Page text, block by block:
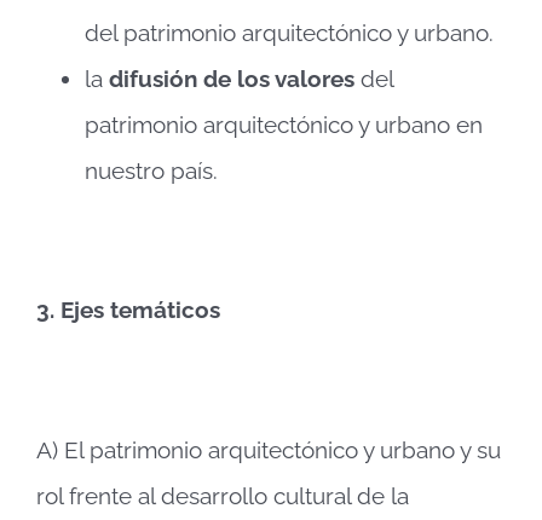
del patrimonio arquitectónico y urbano.
la difusión de los valoresdel
patrimonio arquitectónico y urbano en
nuestro país.
3. Ejes temáticos
A) El patrimonio arquitectónico y urbano y su
rol frente al desarrollo cultural de la